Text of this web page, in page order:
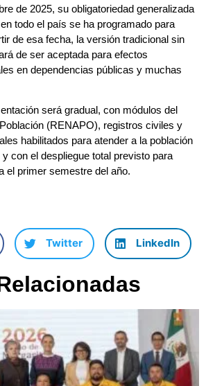
de 2025, su obligatoriedad generalizada
todo el país se ha programado para
de esa fecha, la versión tradicional sin
de ser aceptada para efectos
en dependencias públicas y muchas
será gradual, con módulos del
(RENAPO), registros civiles y
habilitados para atender a la población
con el despliegue total previsto para
el primer semestre del año.
Twitter LinkedIn